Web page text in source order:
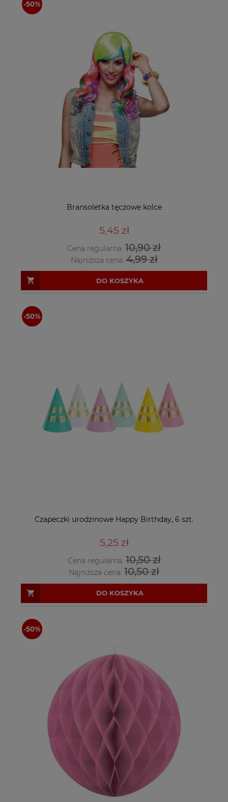
Bransoletka tęczowe kolce
5,45 zł
Cena regularna: 10,90 zł
Najniższa cena:4,99 zł
DO KOSZYKA
Czapeczki urodzinowe Happy Birthday, 6 szt.
5,25 zł
Cena regularna:10,50 zł
Najniższa cena: 10,50 zł
DO KOSZYKA